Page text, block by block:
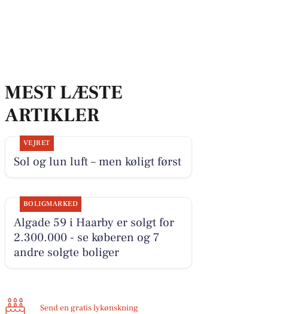
MEST LÆSTE
ARTIKLER
VEJRET
Sol og lun luft – men køligt først
BOLIGMARKED
Algade 59 i Haarby er solgt for
2.300.000 - se køberen og 7
andre solgte boliger
Send en gratis lykønskning